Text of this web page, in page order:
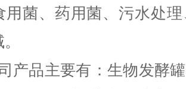
用菌、药用菌、污水处
主要有：生物发酵罐